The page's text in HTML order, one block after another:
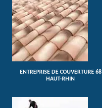
ENTREPRISE DE COUVERTURE 68
HAUT-RHIN